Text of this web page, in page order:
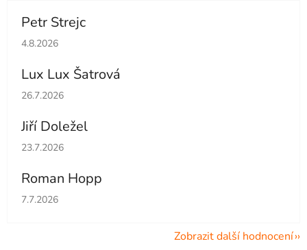
Petr Strejc
Hodnocení obchodu je 5 z 5 hvězdiček.
4.8.2026
Lux Lux Šatrová
Hodnocení obchodu je 5 z 5 hvězdiček.
26.7.2026
Jiří Doležel
Hodnocení obchodu je 5 z 5 hvězdiček.
23.7.2026
Roman Hopp
Hodnocení obchodu je 5 z 5 hvězdiček.
7.7.2026
Zobrazit další hodnocení